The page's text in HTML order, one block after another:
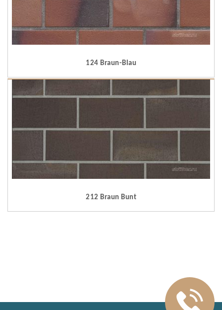
124 Braun-Blau
212 Braun Bunt